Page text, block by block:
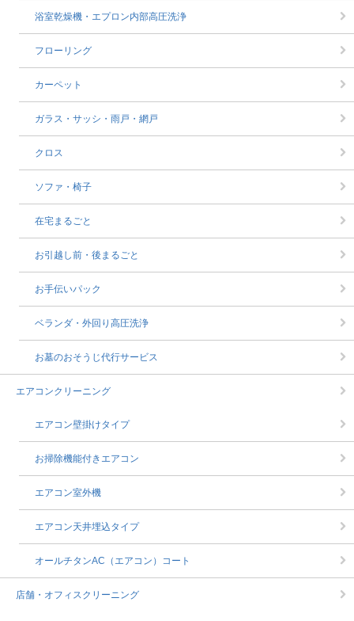
浴室乾燥機・エプロン内部高圧洗浄
フローリング
カーペット
ガラス・サッシ・雨戸・網戸
クロス
ソファ・椅子
在宅まるごと
お引越し前・後まるごと
お手伝いパック
ベランダ・外回り高圧洗浄
お墓のおそうじ代行サービス
エアコンクリーニング
エアコン壁掛けタイプ
お掃除機能付きエアコン
エアコン室外機
エアコン天井埋込タイプ
オールチタンAC（エアコン）コート
店舗・オフィスクリーニング